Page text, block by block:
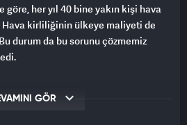
her yıl 40 bine yakın kişi hava
kirliliğinin ülkeye maliyeti de
durum da bu sorunu çözmemiz
GÖR